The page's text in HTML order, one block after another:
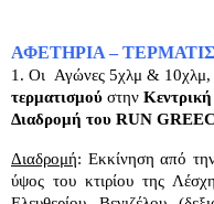
ΑΦΕΤΗΡΙΑ –
1. Οι Αγώνες 5χλμ & 10χλμ,
τερματισμού στην
Διαδρομή του RUN
Διαδρομή: Εκκίνηση από
ύψος του κτιρίου της